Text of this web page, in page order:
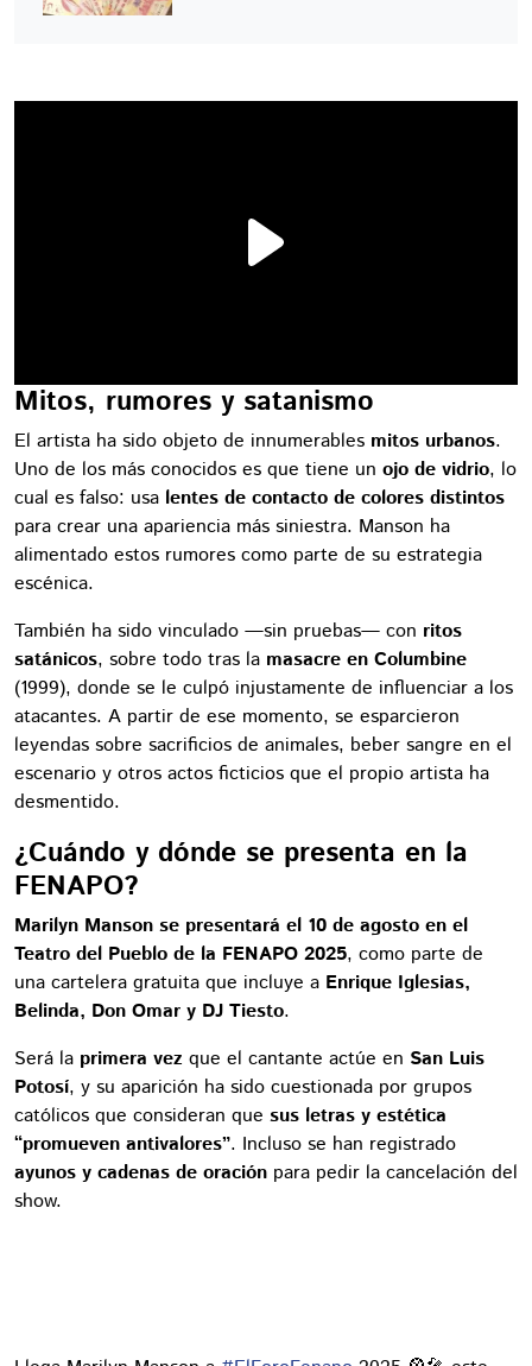
Mitos, rumores y satanismo
El artista ha sido objeto de innumerables mitos urbanos.
Uno de los más conocidos es que tiene un ojo de vidrio, lo
cual es falso: usa lentes de contacto de colores distintos
para crear una apariencia más siniestra. Manson ha
alimentado estos rumores como parte de su estrategia
escénica.
También ha sido vinculado —sin pruebas— con ritos
satánicos, sobre todo tras la masacre en Columbine
(1999), donde se le culpó injustamente de influenciar a los
atacantes. A partir de ese momento, se esparcieron
leyendas sobre sacrificios de animales, beber sangre en el
escenario y otros actos ficticios que el propio artista ha
desmentido.
¿Cuándo y dónde se presenta en la
FENAPO?
Marilyn Manson se presentará el 10 de agosto en el
Teatro del Pueblo de la FENAPO 2025, como parte de
una cartelera gratuita que incluye a Enrique Iglesias,
Belinda, Don Omar y DJ Tiesto.
Será la primera vez que el cantante actúe en San Luis
Potosí, y su aparición ha sido cuestionada por grupos
católicos que consideran que sus letras y estética
“promueven antivalores”. Incluso se han registrado
ayunos y cadenas de oración para pedir la cancelación del
show.